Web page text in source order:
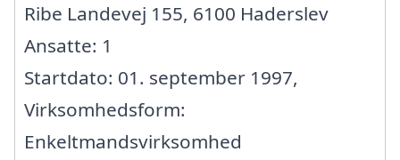
Ribe Landevej 155, 6100 Haderslev
Ansatte: 1
Startdato: 01. september 1997,
Virksomhedsform:
Enkeltmandsvirksomhed